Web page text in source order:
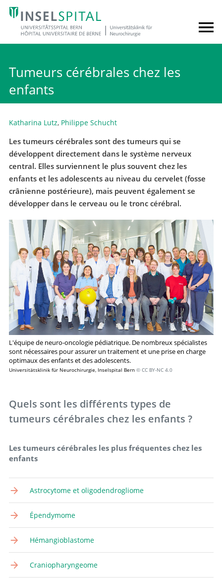
Tumeurs cérébrales chez les
enfants
Katharina Lutz, Philippe Schucht
Les tumeurs cérébrales sont des tumeurs qui se
développent directement dans le système nerveux
central. Elles surviennent le plus souvent chez les
enfants et les adolescents au niveau du cervelet (fosse
crânienne postérieure), mais peuvent également se
développer dans le cerveau ou le tronc cérébral.
L'équipe de neuro-oncologie pédiatrique. De nombreux spécialistes
sont nécessaires pour assurer un traitement et une prise en charge
optimaux des enfants et des adolescents.
Universitätsklinik für Neurochirurgie, Inselspital Bern © CC BY-NC 4.0
Quels sont les différents types de
tumeurs cérébrales chez les enfants ?
Les tumeurs cérébrales les plus fréquentes chez les
enfants
Astrocytome et oligodendrogliome
Épendymome
Hémangioblastome
Craniopharyngeome